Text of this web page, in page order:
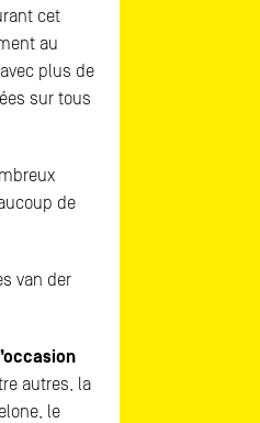
cet
au
plus de
sur tous
de
van der
autres, la
le